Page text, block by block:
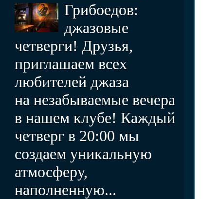
Грибоедов:
джазовые
четверги! Друзья,
приглашаем всех
любителей джаза
на незабываемые вечера
в нашем клубе! Каждый
четверг в 20:00 мы
создаем уникальную
атмосферу,
наполненную...